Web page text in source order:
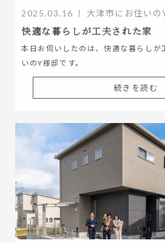
2025.03.16 大津市にお住いの
快適な暮らしが工夫された家
本日お伺いしたのは、快適な暮らしが
いのY様邸です。
続きを読む